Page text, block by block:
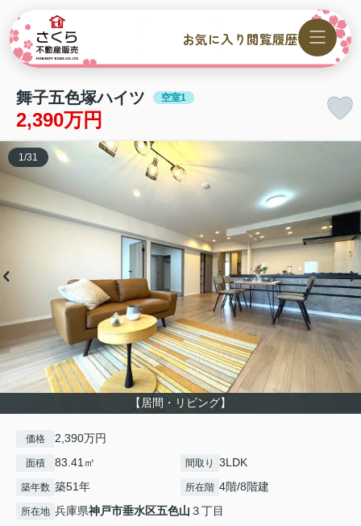
お気に入り 閲覧履歴
舞子五色塚ハイツ 空室1
2,390万円
【居間・リビング】
1 /31
価格 2,390万円
面積 83.41㎡ 間取り 3LDK
築年数 築51年 所在階 4階/8階建
所在地 兵庫県神戸市垂水区五色山 ３丁目